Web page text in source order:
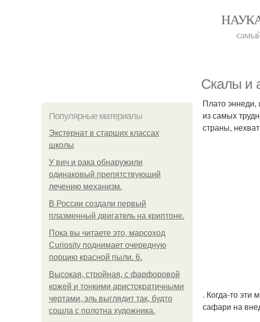
Скалы и
Популярные материалы
Экстернат в старших классах
школы
У вич и рака обнаружили
одинаковый препятствующий
лечению механизм.
В России создали первый
плазменный двигатель на криптоне.
Пока вы читаете это, марсоход
Curiosity поднимает очередную
порцию красной пыли. 6.
Высокая, стройная, с фарфоровой
кожей и тонкими аристократичными
чертами, эль выглядит так, будто
сошла с полотна художника.
Плато эннеди,
из самых
страны,
. Когда-то эти
сафари на